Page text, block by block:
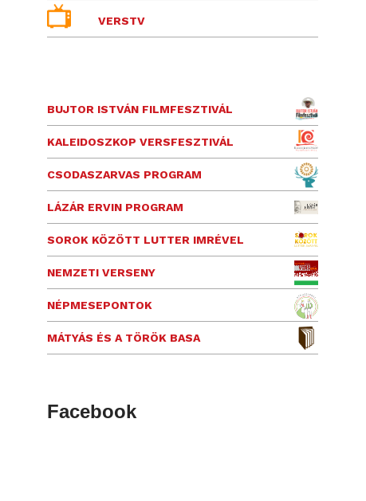
VERSTV
BUJTOR ISTVÁN FILMFESZTIVÁL
KALEIDOSZKOP VERSFESZTIVÁL
CSODASZARVAS PROGRAM
LÁZÁR ERVIN PROGRAM
SOROK KÖZÖTT LUTTER IMRÉVEL
NEMZETI VERSENY
NÉPMESEPONTOK
MÁTYÁS ÉS A TÖRÖK BASA
Facebook